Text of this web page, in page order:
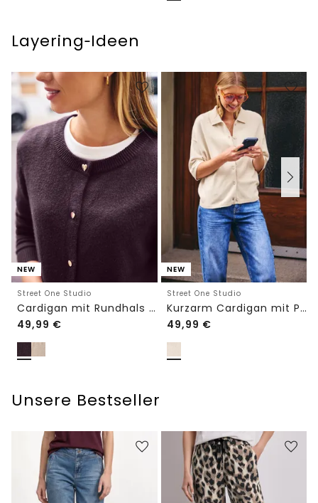
Layering‑Ideen
NEW
Street One Studio
Cardigan mit Rundhals und Knöpfen
49,99 €
NEW
Street One Studio
Kurzarm Cardigan mit Polokragen
49,99 €
Unsere Bestseller